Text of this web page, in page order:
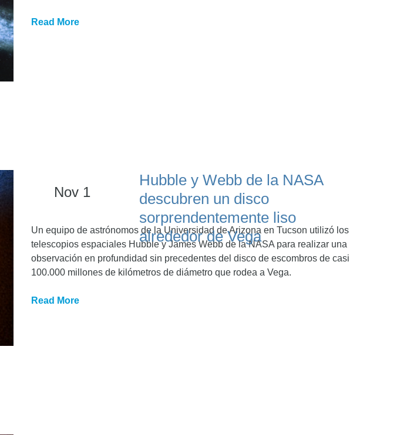
Read More
Nov 1
Hubble y Webb de la NASA
descubren un disco
sorprendentemente liso
alrededor de Vega
Un equipo de astrónomos de la Universidad de Arizona en Tucson utilizó los
telescopios espaciales Hubble y James Webb de la NASA para realizar una
observación en profundidad sin precedentes del disco de escombros de casi
100.000 millones de kilómetros de diámetro que rodea a Vega.
Read More